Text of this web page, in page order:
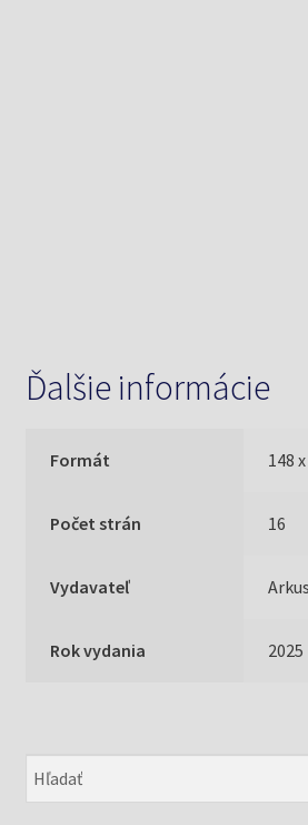
Ďalšie informácie
Formát 148
Počet strán 16
Vydavateľ Arkus
Rok vydania 2025